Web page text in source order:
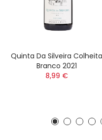
Quinta Da Silveira Colheita
Branco 2021
8,99 €